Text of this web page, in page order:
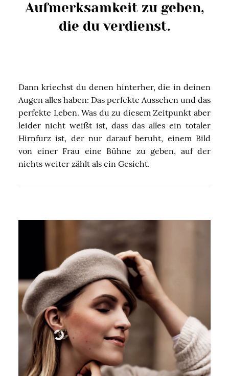
Aufmerksamkeit zu geben,
die du verdienst.
Dann kriechst du denen hinterher, die in deinen
Augen alles haben: Das perfekte Aussehen und das
perfekte Leben. Was du zu diesem Zeitpunkt aber
leider nicht weißt ist, dass das alles ein totaler
Hirnfurz ist, der nur darauf beruht, einem Bild
von einer Frau eine Bühne zu geben, auf der
nichts weiter zählt als ein Gesicht.